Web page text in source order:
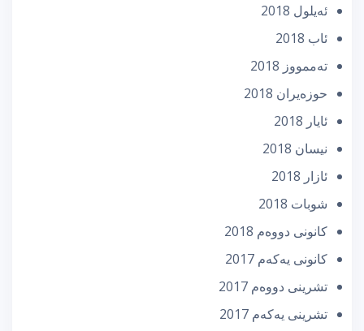
ئه‌یلول 2018
ئاب 2018
تەممووز 2018
حوزه‌یران 2018
ئایار 2018
نیسان 2018
ئازار 2018
شوبات 2018
كانونی دووه‌م 2018
كانونی یه‌كه‌م 2017
تشرینی دووه‌م 2017
تشرینی یه‌كه‌م 2017